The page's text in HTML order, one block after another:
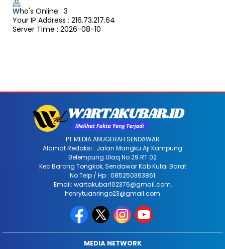
Who's Online : 3
Your IP Address : 216.73.217.64
Server Time : 2026-08-10
PT MEDIA ANUGERAH SENDAWAR
Alamat Redaksi : Jalan Mangku Aji Kampung
Belempung Ulaq No 29 RT 02
Kec Barong Tongkok, Sendawar Kab Kutai Barat
No Telp / Hp : 085250363861
Email: wartakubar102376@gmail.com,
henrytuanringo23@gmail.com
MEDIA NETWORK